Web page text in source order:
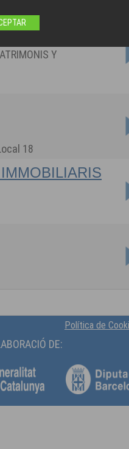
Y
18
Política de
DE: